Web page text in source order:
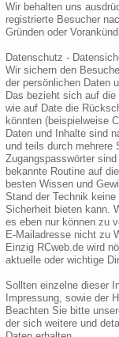
Wir behalten uns
registrierte Besucher
Gründen oder
Datenschutz -
Wir sichern den
der persönlichen Daten
Das bezieht sich auf
wie auf Date die
könnten (beispielweise
Daten und Inhalte sind
und teils durch mehrere
Zugangspasswörter
bekannte Routine auf
besten Wissen und
Stand der Technik
Sicherheit bieten kann.
es eben nur können zu
E-Mailadresse nicht zu
Einzig RCweb.de wird
aktuelle oder wichtige
Sollten einzelne dieser
Impressung, sowie der
Beachten Sie bitte
der sich weitere und